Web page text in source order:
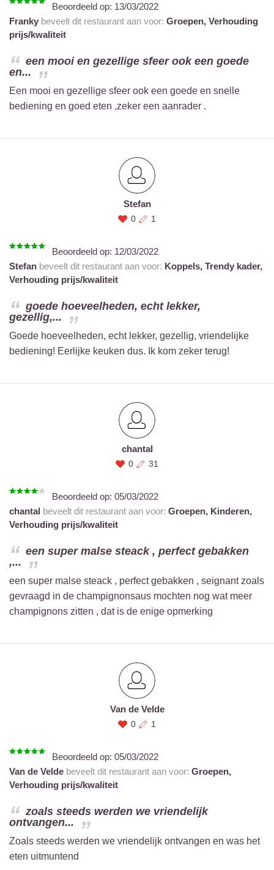
Beoordeeld op: 13/03/2022
Franky beveelt dit restaurant aan voor: Groepen, Verhouding
prijs/kwaliteit
een mooi en gezellige sfeer ook een goede
en...
Een mooi en gezellige sfeer ook een goede en snelle
bediening en goed eten ,zeker een aanrader .
Stefan
0 1
Beoordeeld op: 12/03/2022
Stefan beveelt dit restaurant aan voor: Koppels, Trendy kader,
Verhouding prijs/kwaliteit
goede hoeveelheden, echt lekker,
gezellig,...
Goede hoeveelheden, echt lekker, gezellig, vriendelijke
bediening! Eerlijke keuken dus. Ik kom zeker terug!
chantal
0 31
Beoordeeld op: 05/03/2022
chantal beveelt dit restaurant aan voor: Groepen, Kinderen,
Verhouding prijs/kwaliteit
een super malse steack , perfect gebakken
,...
een super malse steack , perfect gebakken , seignant zoals
gevraagd in de champignonsaus mochten nog wat meer
champignons zitten , dat is de enige opmerking
Van de Velde
0 1
Beoordeeld op: 05/03/2022
Van de Velde beveelt dit restaurant aan voor: Groepen,
Verhouding prijs/kwaliteit
zoals steeds werden we vriendelijk
ontvangen...
Zoals steeds werden we vriendelijk ontvangen en was het
eten uitmuntend